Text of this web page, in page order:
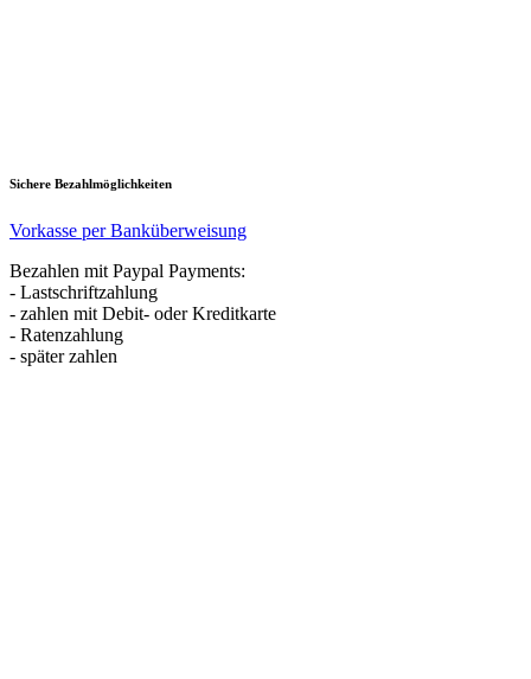
Sichere Bezahlmöglichkeiten
Vorkasse per Banküberweisung
Bezahlen mit Paypal Payments:
- Lastschriftzahlung
- zahlen mit Debit- oder Kreditkarte
- Ratenzahlung
- später zahlen